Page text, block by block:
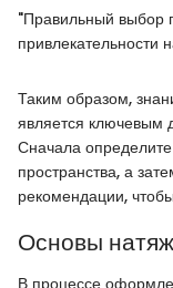
"Правильный выбор
привлекательности
Таким образом,
является ключевым
Сначала
пространства, а
рекомендации,
Основы